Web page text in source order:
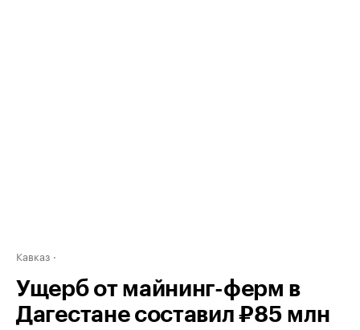
Кавказ
Ущерб от майнинг-ферм в
Дагестане составил ₽85 млн